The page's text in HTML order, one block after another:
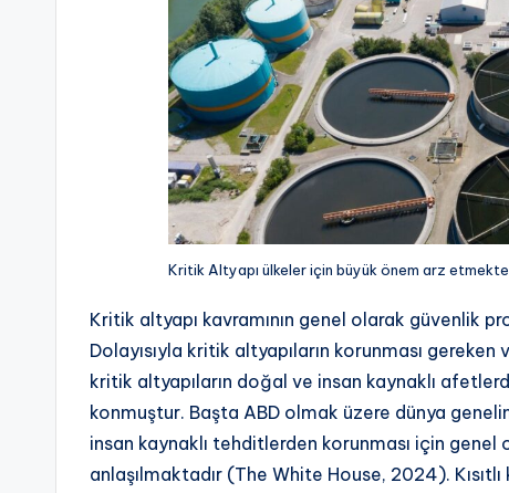
Kritik Altyapı ülkeler için büyük önem arz
Kritik altyapı kavramının genel olarak güvenlik
Dolayısıyla kritik altyapıların korunması
kritik altyapıların doğal ve insan kaynaklı
konmuştur. Başta ABD olmak üzere dünya
insan kaynaklı tehditlerden korunması için
anlaşılmaktadır (The White House, 2024).